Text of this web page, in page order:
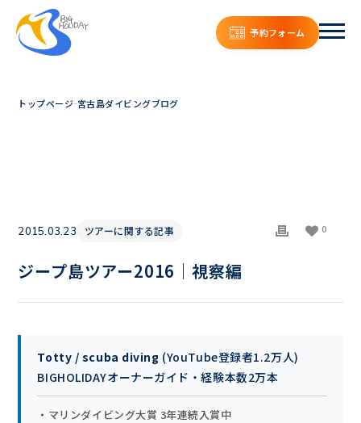
予約フォーム
トップページ 宮古島ダイビングブログ
2015.03.23 ツアーに関する記事 0
ジープ島ツアー2016｜視察編
Totty / scuba diving (YouTube登録者1.2万人)
BIGHOLIDAYオーナーガイド・経験本数2万本
・マリンダイビング大賞 3年連続入賞中